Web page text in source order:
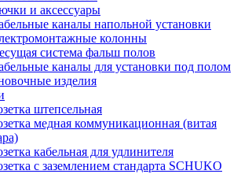
и аксессуары
каналы напольной установки
колонны
система фальш полов
каналы для установки под полом
изделия
штепсельная
медная коммуникационная (витая
кабельная для удлинителя
с заземлением стандарта SCHUKO